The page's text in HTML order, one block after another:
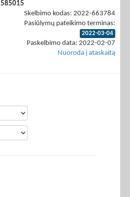
585015
Skelbimo kodas: 2022-663784
Pasiūlymų pateikimo terminas:
2022-03-04
Paskelbimo data: 2022-02-07
Nuoroda į ataskaitą